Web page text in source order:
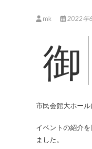
mk 2022年
御殿場SDGsクラブ主催「御
市民会館大ホール
イベントの紹介
ました。